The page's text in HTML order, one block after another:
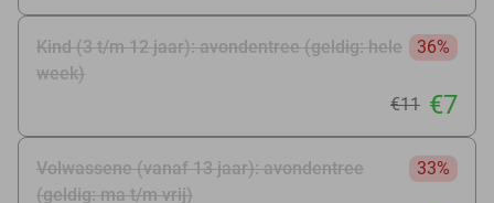
Kind (3 t/m 12 jaar): avondentree (geldig: hele
week)
36%
€11 €7
Volwassene (vanaf 13 jaar): avondentree
(geldig: ma t/m vrij)
33%